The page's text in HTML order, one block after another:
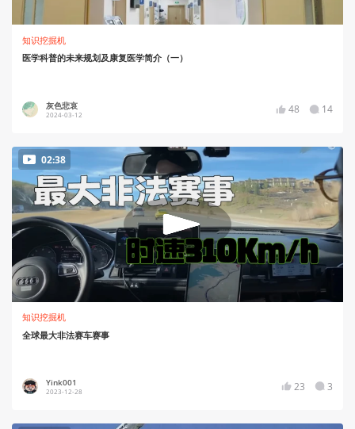
知识挖掘机
医学科普的未来规划及康复医学简介（一）
灰色悲哀
2024-03-12 48 14
02:38
知识挖掘机
全球最大非法赛车赛事
Yink001
2023-12-28 23 3